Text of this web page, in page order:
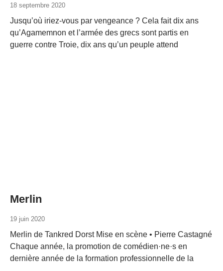
18 septembre 2020
Jusqu’où iriez-vous par vengeance ? Cela fait dix ans
qu’Agamemnon et l’armée des grecs sont partis en
guerre contre Troie, dix ans qu’un peuple attend
Merlin
19 juin 2020
Merlin de Tankred Dorst Mise en scène • Pierre Castagné
Chaque année, la promotion de comédien·ne·s en
dernière année de la formation professionnelle de la